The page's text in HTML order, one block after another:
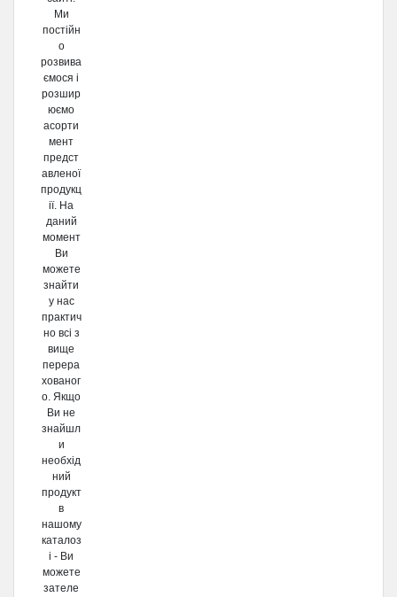
Ми
постійн
о
розвива
ємося і
розшир
юємо
асорти
мент
предст
авленої
продукц
ії. На
даний
момент
Ви
можете
знайти
у нас
практич
но всі з
вище
перера
хованог
о. Якщо
Ви не
знайшл
и
необхід
ний
продукт
в
нашому
каталоз
і - Ви
можете
зателе